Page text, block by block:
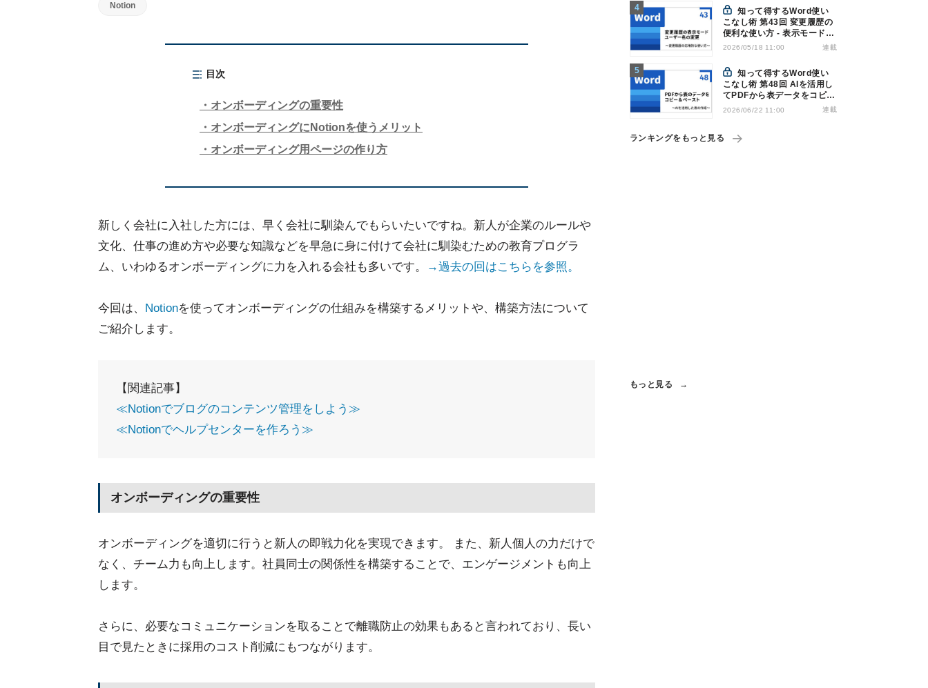
Notion
目次
オンボーディングの重要性
オンボーディングにNotionを使うメリット
オンボーディング用ページの作り方
新しく会社に入社した方には、早く会社に馴染んでもらいたいですね。新人が企業のルールや
文化、仕事の進め方や必要な知識などを早急に身に付けて会社に馴染むための教育プログラ
ム、いわゆるオンボーディングに力を入れる会社も多いです。
→過去の回はこちらを参照。
今回は、 Notionを使ってオンボーディングの仕組みを構築するメリットや、構築方法について
ご紹介します。
【関連記事】
≪Notionでブログのコンテンツ管理をしよう≫
≪Notionでヘルプセンターを作ろう≫
オンボーディングの重要性
オンボーディングを適切に行うと新人の即戦力化を実現できます。 また、新人個人の力だけで
なく、チーム力も向上します。社員同士の関係性を構築することで、エンゲージメントも向上
します。
さらに、必要なコミュニケーションを取ることで離職防止の効果もあると言われており、長い
目で見たときに採用のコスト削減にもつながります。
知って得するWord使い
こなし術 第43回 変更履歴の
便利な使い方 - 表示モードの
切り替え、ユーザー名の変更
2026/05/18 11:00 連載
知って得するWord使い
こなし術 第48回 AIを活用し
てPDFから表データをコピー
＆ペーストする
2026/06/22 11:00 連載
ランキングをもっと見る
もっと見る